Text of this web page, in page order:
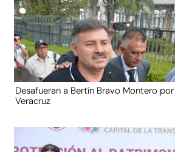
Desafueran a Bertín Bravo Montero
Veracruz